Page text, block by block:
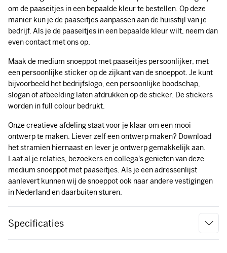
even contact met ons op.
Maak de medium snoeppot met paaseitjes persoonlijker, met
een persoonlijke sticker op de zijkant van de snoeppot. Je kunt
bijvoorbeeld het bedrijfslogo, een persoonlijke boodschap,
slogan of afbeelding laten afdrukken op de sticker. De stickers
worden in full colour bedrukt.
Onze creatieve afdeling staat voor je klaar om een mooi
ontwerp te maken. Liever zelf een ontwerp maken? Download
het stramien hiernaast en lever je ontwerp gemakkelijk aan.
Laat al je relaties, bezoekers en collega's genieten van deze
medium snoeppot met paaseitjes. Als je een adressenlijst
aanlevert kunnen wij de snoeppot ook naar andere vestigingen
in Nederland en daarbuiten sturen.
Specificaties
Alternatieve producten